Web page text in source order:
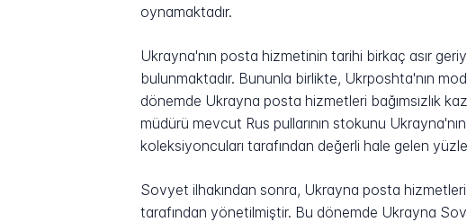
oynamaktadır.
Ukrayna'nın posta hizmetinin tarihi birkaç asır
bulunmaktadır. Bununla birlikte, Ukrposhta'nın
dönemde Ukrayna posta hizmetleri bağımsızlık
müdürü mevcut Rus pullarının stokunu
koleksiyoncuları tarafından değerli hale gelen
Sovyet ilhakından sonra, Ukrayna posta
tarafından yönetilmiştir. Bu dönemde Ukrayna